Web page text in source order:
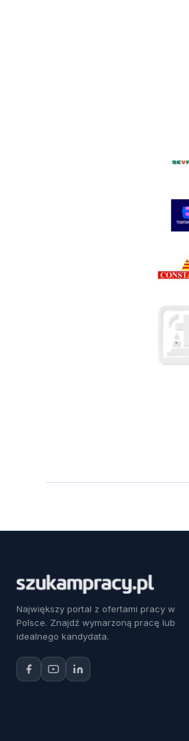
Największy portal z ofertami pracy w
Polsce. Znajdź wymarzoną pracę lub
idealnego kandydata.